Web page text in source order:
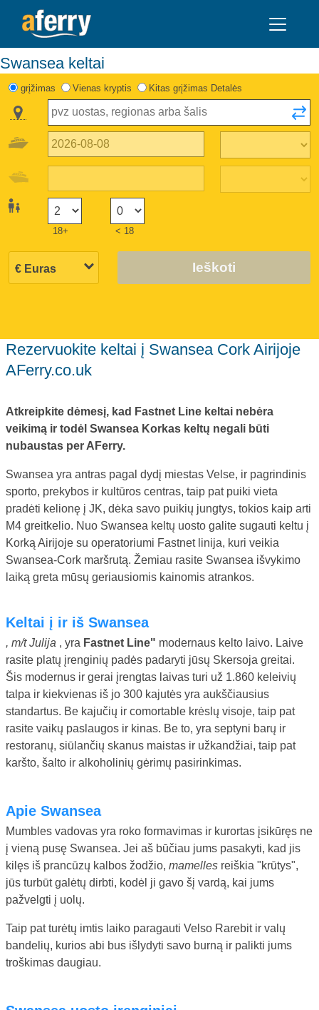
Swansea keltai
grįžimas Vienas kryptis Kitas grįžimas Detalės
18+ < 18
Ieškoti
Rezervuokite keltai į Swansea Cork Airijoje
AFerry.co.uk
Atkreipkite dėmesį, kad Fastnet Line keltai nebėra
veikimą ir todėl Swansea Korkas keltų negali būti
nubaustas per AFerry.
Swansea yra antras pagal dydį miestas Velse, ir pagrindinis
sporto, prekybos ir kultūros centras, taip pat puiki vieta
pradėti kelionę į JK, dėka savo puikių jungtys, tokios kaip arti
M4 greitkelio. Nuo Swansea keltų uosto galite sugauti keltu į
Korką Airijoje su operatoriumi Fastnet linija, kuri veikia
Swansea-Cork maršrutą. Žemiau rasite Swansea išvykimo
laiką greta mūsų geriausiomis kainomis atrankos.
Keltai į ir iš Swansea
, m/t Julija , yra Fastnet Line" modernaus kelto laivo. Laive
rasite platų įrenginių padės padaryti jūsų Skersoja greitai.
Šis modernus ir gerai įrengtas laivas turi už 1.860 keleivių
talpa ir kiekvienas iš jo 300 kajutės yra aukščiausius
standartus. Be kajučių ir comortable krėslų visoje, taip pat
rasite vaikų paslaugos ir kinas. Be to, yra septyni barų ir
restoranų, siūlančių skanus maistas ir užkandžiai, taip pat
karšto, šalto ir alkoholinių gėrimų pasirinkimas.
Apie Swansea
Mumbles vadovas yra roko formavimas ir kurortas įsikūręs ne
į vieną pusę Swansea. Jei aš būčiau jums pasakyti, kad jis
kilęs iš prancūzų kalbos žodžio, mamelles reiškia "krūtys",
jūs turbūt galėtų dirbti, kodėl ji gavo šį vardą, kai jums
pažvelgti į uolų.
Taip pat turėtų imtis laiko paragauti Velso Rarebit ir valų
bandelių, kurios abi bus išlydyti savo burną ir palikti jums
troškimas daugiau.